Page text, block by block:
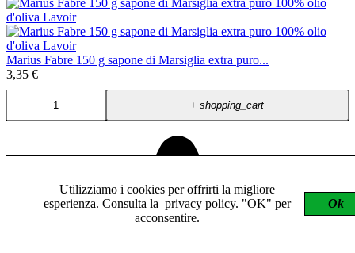
Utilizziamo i cookies per offrirti la migliore
esperienza. Consulta la privacy policy. "OK" per
acconsentire.
Ok
Marius Fabre 150 g sapone di Marsiglia extra puro...
3,35 €
+shopping_cart